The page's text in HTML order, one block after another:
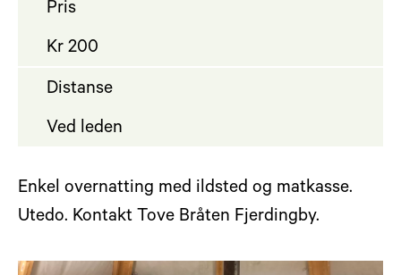
Pris
Kr 200
Distanse
Ved leden
Enkel overnatting med ildsted og matkasse.
Utedo. Kontakt Tove Bråten Fjerdingby.